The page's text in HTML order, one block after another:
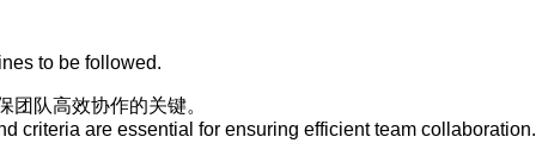
to be followed.
团队高效协作的关键。
criteria are essential for ensuring efficient team collaboration.